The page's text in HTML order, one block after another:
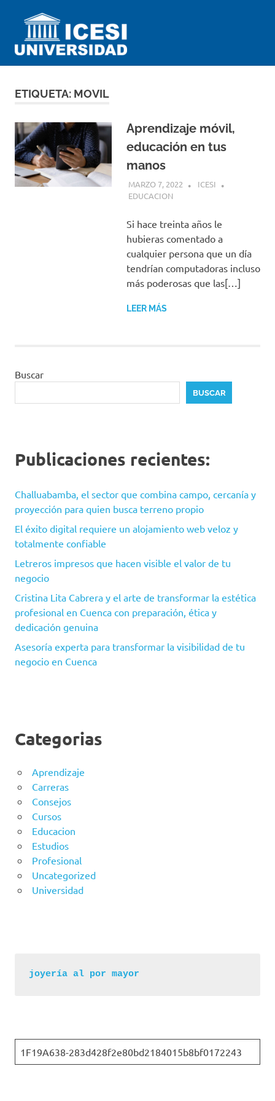
contenido
el
ETIQUETA: MOVIL
Aprendizaje móvil,
educación en tus
manos
MARZO 7, 2022
ICESI
EDUCACION
Si hace treinta años le
hubieras comentado a
cualquier persona que un día
tendrían computadoras incluso
más poderosas que las[…]
LEER MÁS
Buscar
BUSCAR
Publicaciones recientes:
Challuabamba, el sector que combina campo, cercanía y
proyección para quien busca terreno propio
El éxito digital requiere un alojamiento web veloz y
totalmente confiable
Letreros impresos que hacen visible el valor de tu
negocio
Cristina Lita Cabrera y el arte de transformar la estética
profesional en Cuenca con preparación, ética y
dedicación genuina
Asesoría experta para transformar la visibilidad de tu
negocio en Cuenca
Categorias
Aprendizaje
Carreras
Consejos
Cursos
Educacion
Estudios
Profesional
Uncategorized
Universidad
joyería al por mayor
1F19A638-283d428f2e80bd2184015b8bf0172243